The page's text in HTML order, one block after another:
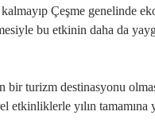
kalmayıp Çeşme genelinde
bu etkinin daha da
bir turizm destinasyonu
yılın